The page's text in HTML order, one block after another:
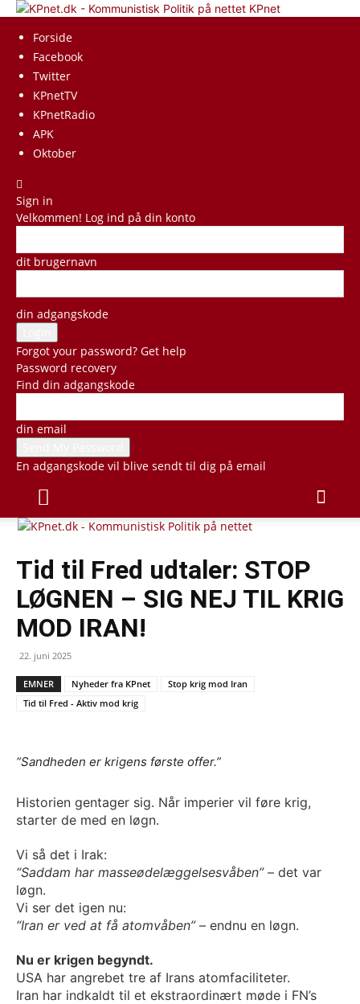
KPnet
Forside
Facebook
Twitter
KPnetTV
KPnetRadio
APK
Oktober
Sign in
Velkommen! Log ind på din konto
dit brugernavn
din adgangskode
Forgot your password? Get help
Password recovery
Find din adgangskode
din email
En adgangskode vil blive sendt til dig på email
Tid til Fred udtaler: STOP
LØGNEN – SIG NEJ TIL KRIG
MOD IRAN!
22. juni 2025
EMNER Nyheder fra KPnet
Stop krig mod Iran
Tid til Fred - Aktiv mod krig
“Sandheden er krigens første offer.”
Historien gentager sig. Når imperier vil føre krig,
starter de med en løgn.
Vi så det i Irak:
“Saddam har masseødelæggelsesvåben”– det var
løgn.
Vi ser det igen nu:
“Iran er ved at få atomvåben”– endnu en løgn.
Nu er krigen begyndt.
USA har angrebet tre af Irans atomfaciliteter.
Iran har indkaldt til et ekstraordinært møde i FN’s